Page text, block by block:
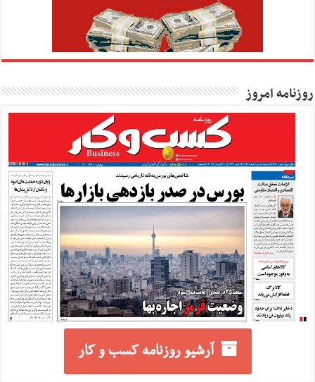
روزنامه امروز
آرشیو روزنامه کسب و کار